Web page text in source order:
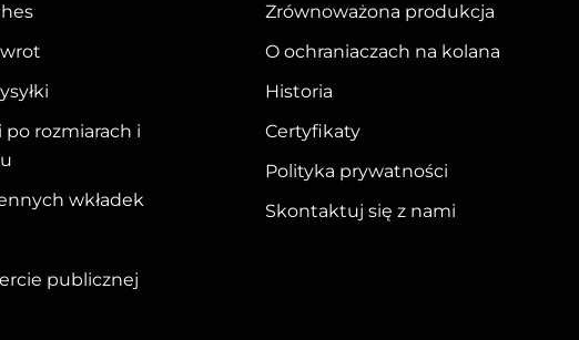
wybrać
na
rozmiarach i
wkładek
publicznej
Zrównoważona produkcja
O ochraniaczach na kolana
Historia
Certyfikaty
Polityka prywatności
Skontaktuj się z nami